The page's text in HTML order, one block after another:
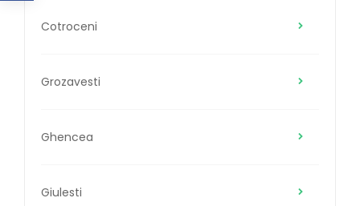
Cotroceni
Grozavesti
Ghencea
Giulesti